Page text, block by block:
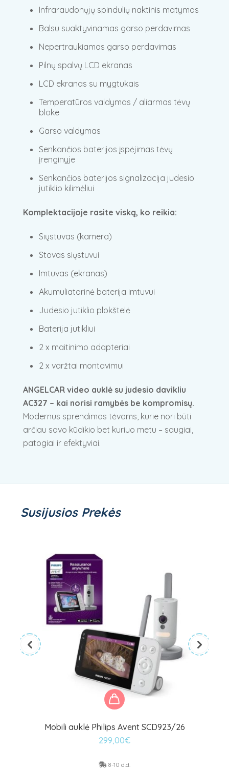
Infraraudonųjų spindulių naktinis matymas
Balsu suaktyvinamas garso perdavimas
Nepertraukiamas garso perdavimas
Pilnų spalvų LCD ekranas
LCD ekranas su mygtukais
Temperatūros valdymas / aliarmas tėvų
bloke
Garso valdymas
Senkančios baterijos įspėjimas tėvų
įrenginyje
Senkančios baterijos signalizacija judesio
jutiklio kilimėliui
Komplektacijoje rasite viską, ko reikia:
Siųstuvas (kamera)
Stovas siųstuvui
Imtuvas (ekranas)
Akumuliatorinė baterija imtuvui
Judesio jutiklio plokštelė
Baterija jutikliui
2 x maitinimo adapteriai
2 x varžtai montavimui
ANGELCAR video auklė su judesio davikliu
AC327 – kai norisi ramybės be kompromisų.
Modernus sprendimas tėvams, kurie nori būti
arčiau savo kūdikio bet kuriuo metu – saugiai,
patogiai ir efektyviai.
Susijusios Prekės
Mobili auklė Philips Avent SCD923/26
299,00€
8-10 d.d.